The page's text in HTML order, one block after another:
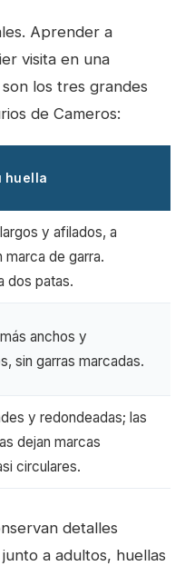
Aprender a
visita en una
los tres grandes
de Cameros:
huella
y afilados, a
marca de garra.
dos patas.
anchos y
sin garras marcadas.
y redondeadas; las
dejan marcas
circulares.
detalles
a adultos, huellas